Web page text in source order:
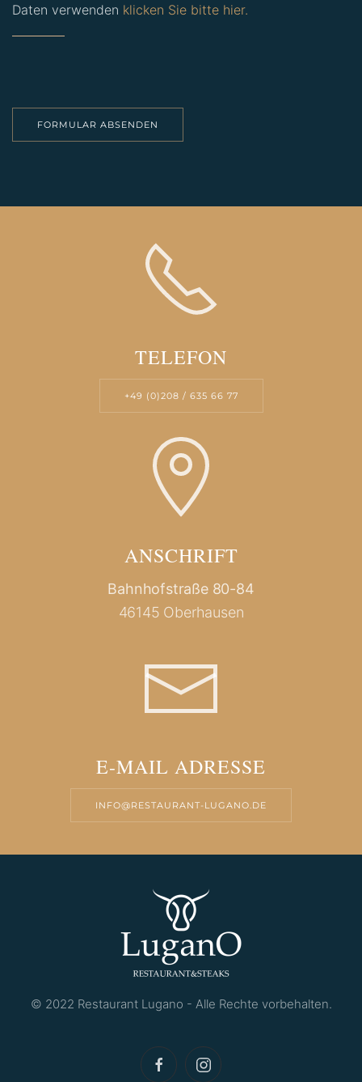
Daten verwenden klicken Sie bitte hier.
TELEFON
+49 (0)208 / 635 66 77
ANSCHRIFT
Bahnhofstraße 80-84
46145 Oberhausen
E-MAIL ADRESSE
INFO@RESTAURANT-LUGANO.DE
© 2022 Restaurant Lugano - Alle Rechte vorbehalten.